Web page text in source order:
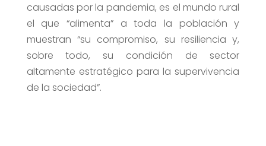
causadas por la pandemia, es el mundo rural
el que “alimenta” a toda la población y
muestran “su compromiso, su resiliencia y,
sobre todo, su condición de sector
altamente estratégico para la supervivencia
de la sociedad”.